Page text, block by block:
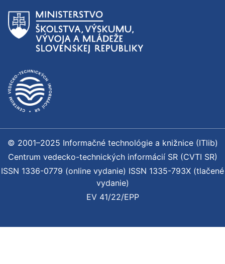
© 2001–2025 Informačné technológie a knižnice (ITlib)
Centrum vedecko-technických informácií SR (CVTI SR)
ISSN 1336-0779 (online vydanie) ISSN 1335-793X (tlačené
vydanie)
EV 41/22/EPP